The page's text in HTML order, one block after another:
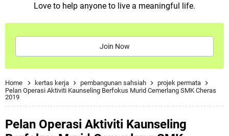
Love to help anyone to live a meaningful life.
Join Now
Home kertas kerja pembangunan sahsiah
projek permata
Pelan Operasi Aktiviti Kaunseling Berfokus Murid Cemerlang SMK Cheras
2019
Pelan Operasi Aktiviti Kaunseling